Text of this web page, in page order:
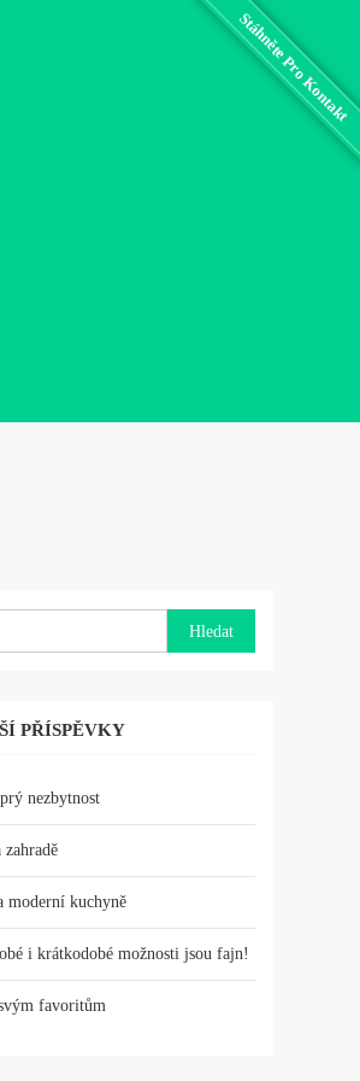
Vyhledávání
PŘÍSPĚVKY
nezbytnost
zahradě
moderní kuchyně
i krátkodobé možnosti jsou fajn!
favoritům
Stáhněte Pro Kontakt